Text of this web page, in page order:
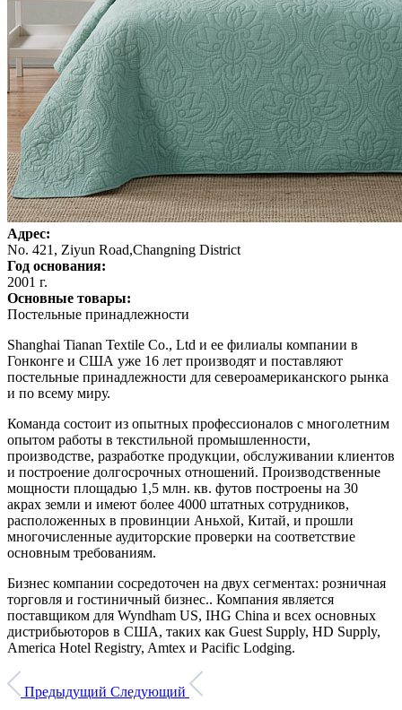
Адрес:
No. 421, Ziyun Road,Changning District
Год основания:
2001 г.
Основные товары:
Постельные принадлежности
Shanghai Tianan Textile Co., Ltd и ее филиалы компании в
Гонконге и США уже 16 лет производят и поставляют
постельные принадлежности для североамериканского рынка
и по всему миру.
Команда состоит из опытных профессионалов с многолетним
опытом работы в текстильной промышленности,
производстве, разработке продукции, обслуживании клиентов
и построение долгосрочных отношений. Производственные
мощности площадью 1,5 млн. кв. футов построены на 30
акрах земли и имеют более 4000 штатных сотрудников,
расположенных в провинции Аньхой, Китай, и прошли
многочисленные аудиторские проверки на соответствие
основным требованиям.
Бизнес компании сосредоточен на двух сегментах: розничная
торговля и гостиничный бизнес.. Компания является
поставщиком для Wyndham US, IHG China и всех основных
дистрибьюторов в США, таких как Guest Supply, HD Supply,
America Hotel Registry, Amtex и Pacific Lodging.
Предыдущий Следующий